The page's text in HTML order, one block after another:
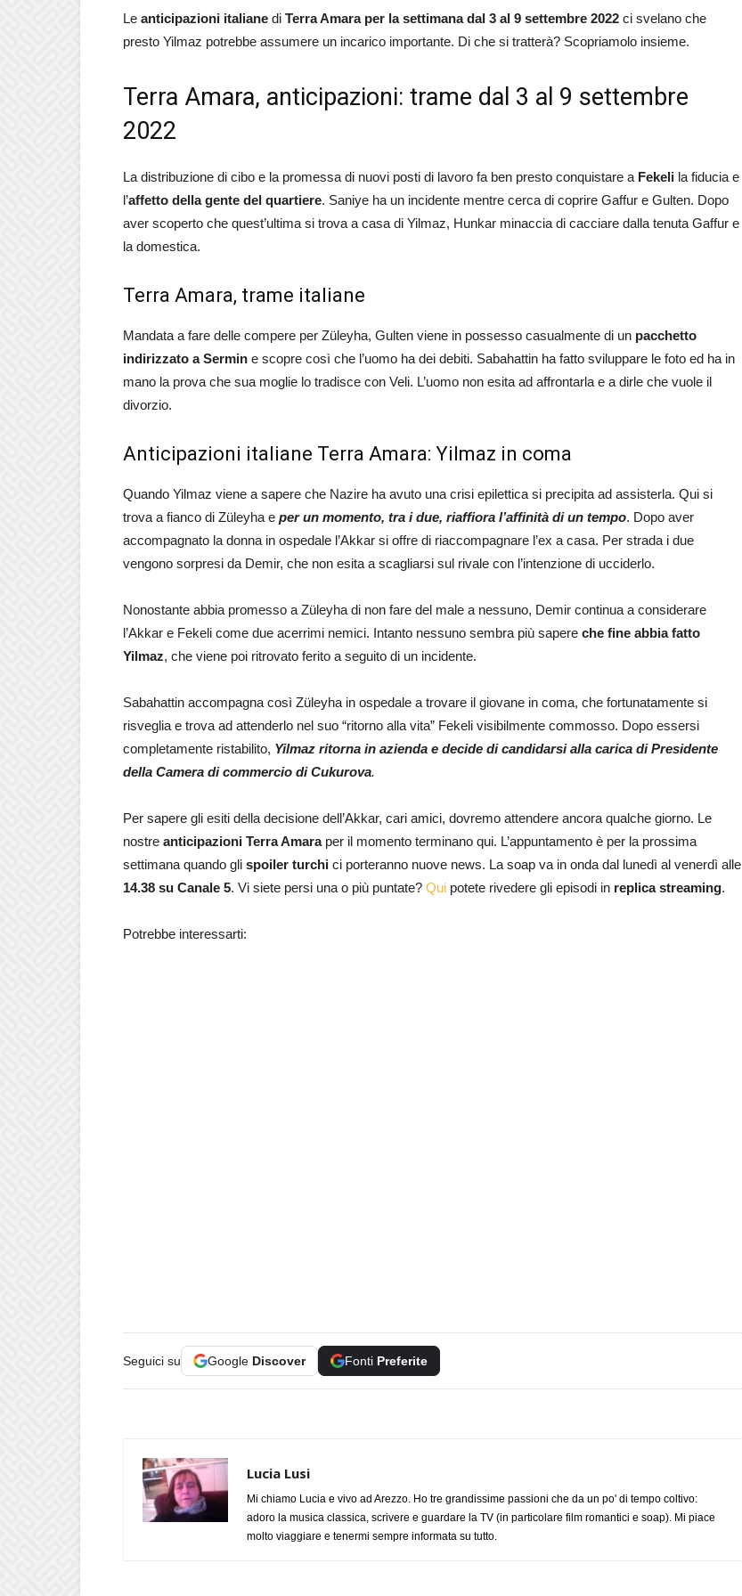
Le anticipazioni italiane di Terra Amara per la settimana dal 3 al 9 settembre 2022 ci svelano che
presto Yilmaz potrebbe assumere un incarico importante. Di che si tratterà? Scopriamolo insieme.
Terra Amara, anticipazioni: trame dal 3 al 9 settembre
2022
La distribuzione di cibo e la promessa di nuovi posti di lavoro fa ben presto conquistare a Fekeli la fiducia e
l’affetto della gente del quartiere. Saniye ha un incidente mentre cerca di coprire Gaffur e Gulten. Dopo
aver scoperto che quest’ultima si trova a casa di Yilmaz, Hunkar minaccia di cacciare dalla tenuta Gaffur e
la domestica.
Terra Amara, trame italiane
Mandata a fare delle compere per Züleyha, Gulten viene in possesso casualmente di un pacchetto
indirizzato a Sermin e scopre così che l’uomo ha dei debiti. Sabahattin ha fatto sviluppare le foto ed ha in
mano la prova che sua moglie lo tradisce con Veli. L’uomo non esita ad affrontarla e a dirle che vuole il
divorzio.
Anticipazioni italiane Terra Amara: Yilmaz in coma
Quando Yilmaz viene a sapere che Nazire ha avuto una crisi epilettica si precipita ad assisterla. Qui si
trova a fianco di Züleyha e per un momento, tra i due, riaffiora l’affinità di un tempo. Dopo aver
accompagnato la donna in ospedale l’Akkar si offre di riaccompagnare l’ex a casa. Per strada i due
vengono sorpresi da Demir, che non esita a scagliarsi sul rivale con l’intenzione di ucciderlo.
Nonostante abbia promesso a Züleyha di non fare del male a nessuno, Demir continua a considerare
l’Akkar e Fekeli come due acerrimi nemici. Intanto nessuno sembra più sapere che fine abbia fatto
Yilmaz, che viene poi ritrovato ferito a seguito di un incidente.
Sabahattin accompagna così Züleyha in ospedale a trovare il giovane in coma, che fortunatamente si
risveglia e trova ad attenderlo nel suo “ritorno alla vita” Fekeli visibilmente commosso. Dopo essersi
completamente ristabilito, Yilmaz ritorna in azienda e decide di candidarsi alla carica di Presidente
della Camera di commercio di Cukurova.
Per sapere gli esiti della decisione dell’Akkar, cari amici, dovremo attendere ancora qualche giorno. Le
nostre anticipazioni Terra Amaraper il momento terminano qui. L’appuntamento è per la prossima
settimana quando gli spoiler turchi ci porteranno nuove news. La soap va in onda dal lunedì al venerdì alle
14.38 su Canale 5. Vi siete persi una o più puntate? Qui potete rivedere gli episodi in replica streaming.
Potrebbe interessarti:
Seguici su Google Discover Fonti Preferite
Lucia Lusi
Mi chiamo Lucia e vivo ad Arezzo. Ho tre grandissime passioni che da un po' di tempo coltivo:
adoro la musica classica, scrivere e guardare la TV (in particolare film romantici e soap). Mi piace
molto viaggiare e tenermi sempre informata su tutto.